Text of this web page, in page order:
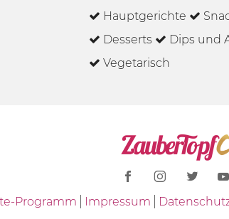
Hauptgerichte
Desserts
Dips und
Vegetarisch
Programm Impressum